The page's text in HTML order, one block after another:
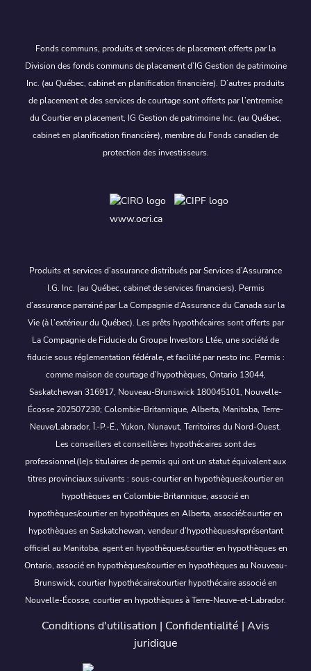
Fonds communs, produits et services de placement offerts par la
Division des fonds communs de placement d’IG Gestion de patrimoine
Inc. (au Québec, cabinet en planification financière). D’autres produits
de placement et des services de courtage sont offerts par l’entremise
du Courtier en placement, IG Gestion de patrimoine Inc. (au Québec,
cabinet en planification financière), membre du Fonds canadien de
protection des investisseurs.
www.ocri.ca
Produits et services d’assurance distribués par Services d’Assurance
I.G. Inc. (au Québec, cabinet de services financiers). Permis
d’assurance parrainé par La Compagnie d’Assurance du Canada sur la
Vie (à l’extérieur du Québec). Les prêts hypothécaires sont offerts par
La Compagnie de Fiducie du Groupe Investors Ltée, une société de
fiducie sous réglementation fédérale, et facilité par nesto inc. Permis :
comme maison de courtage d’hypothèques, Ontario 13044,
Saskatchewan 316917, Nouveau-Brunswick 180045101, Nouvelle-
Écosse 202507230; Colombie-Britannique, Alberta, Manitoba, Terre-
Neuve/Labrador, Î.-P.-É., Yukon, Nunavut, Territoires du Nord-Ouest.
Les conseillers et conseillères hypothécaires sont des
professionnel(le)s titulaires de permis qui ont un statut équivalent aux
titres provinciaux suivants : sous-courtier en hypothèques/courtier en
hypothèques en Colombie-Britannique, associé en
hypothèques/courtier en hypothèques en Alberta, associé/courtier en
hypothèques en Saskatchewan, vendeur d’hypothèques/représentant
officiel au Manitoba, agent en hypothèques/courtier en hypothèques en
Ontario, associé en hypothèques/courtier en hypothèques au Nouveau-
Brunswick, courtier hypothécaire/courtier hypothécaire associé en
Nouvelle-Écosse, courtier en hypothèques à Terre-Neuve-et-Labrador.
Conditions d'utilisation | Confidentialité | Avis
juridique